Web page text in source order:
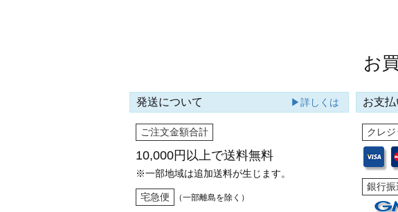
お
発送について ▶詳しくは
ご注文金額合計
10,000円以上で送料無料
※一部地域は追加送料が生じます。
宅急便 （一部離島を除く）
お支
クレ
銀行振